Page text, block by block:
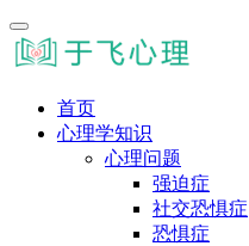
首页
心理学知识
心理问题
强迫症
社交恐惧症
恐惧症